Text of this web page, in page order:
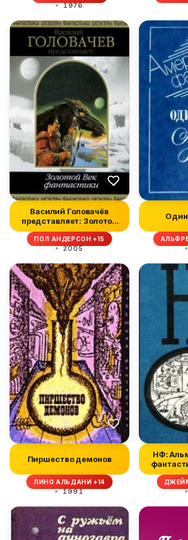
1976
Василий Головачёв
представляет: Золотой
Век фантас...
ПОЛ АНДЕРСОН +15
2005
Пиршество демонов
ЛИНО АЛЬДАНИ +14
1991
НФ: